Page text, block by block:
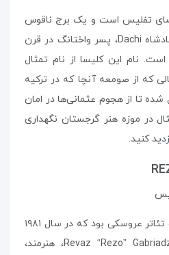
تفلیس است و یک برج ناقوس
هم دارد. این کلیسا توسط پادشاه Dachi، پسر واختانگ در قرن
نام این کلیسا از نام تمثال
که از صومعه‌ آنچا که در ترکیه
شده تا از هجوم عثمانی‌ها در امان
در موزه‌ هنر گرجستان نگهداری
کنید.
اولین نمایش این تئاتر، یک تئاتر عروسکی بود که در سال ۱۹۸۱
برگزار شد. این تئاتر را Revaz “Rezo” Gabriadze، هنرمند،